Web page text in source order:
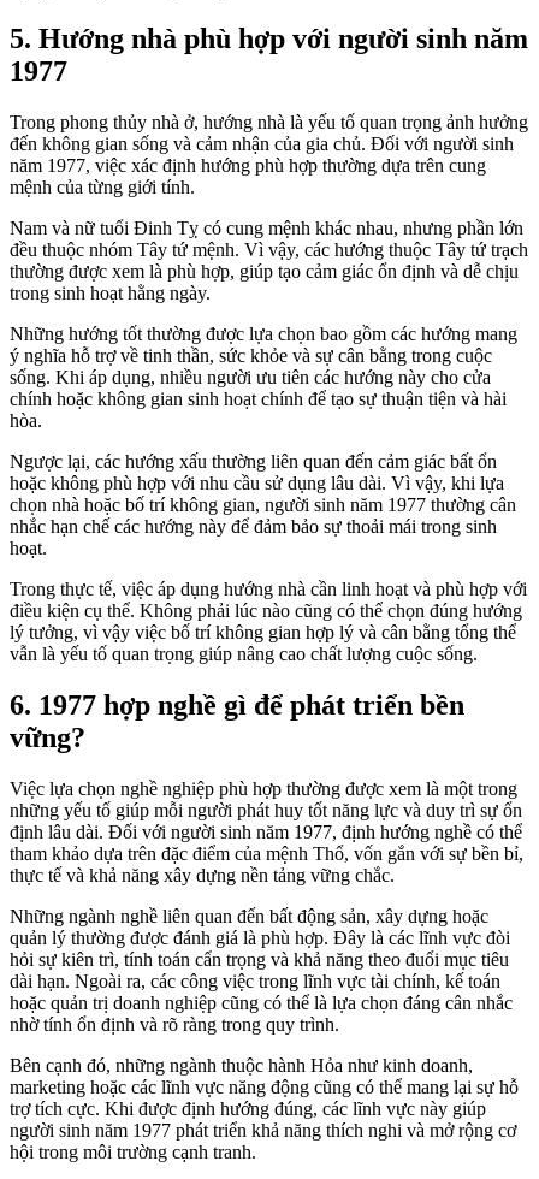
5. Hướng nhà phù hợp với người sinh năm
1977
Trong phong thủy nhà ở, hướng nhà là yếu tố quan trọng ảnh hưởng
đến không gian sống và cảm nhận của gia chủ. Đối với người sinh
năm 1977, việc xác định hướng phù hợp thường dựa trên cung
mệnh của từng giới tính.
Nam và nữ tuổi Đinh Tỵ có cung mệnh khác nhau, nhưng phần lớn
đều thuộc nhóm Tây tứ mệnh. Vì vậy, các hướng thuộc Tây tứ trạch
thường được xem là phù hợp, giúp tạo cảm giác ổn định và dễ chịu
trong sinh hoạt hằng ngày.
Những hướng tốt thường được lựa chọn bao gồm các hướng mang
ý nghĩa hỗ trợ về tinh thần, sức khỏe và sự cân bằng trong cuộc
sống. Khi áp dụng, nhiều người ưu tiên các hướng này cho cửa
chính hoặc không gian sinh hoạt chính để tạo sự thuận tiện và hài
hòa.
Ngược lại, các hướng xấu thường liên quan đến cảm giác bất ổn
hoặc không phù hợp với nhu cầu sử dụng lâu dài. Vì vậy, khi lựa
chọn nhà hoặc bố trí không gian, người sinh năm 1977 thường cân
nhắc hạn chế các hướng này để đảm bảo sự thoải mái trong sinh
hoạt.
Trong thực tế, việc áp dụng hướng nhà cần linh hoạt và phù hợp với
điều kiện cụ thể. Không phải lúc nào cũng có thể chọn đúng hướng
lý tưởng, vì vậy việc bố trí không gian hợp lý và cân bằng tổng thể
vẫn là yếu tố quan trọng giúp nâng cao chất lượng cuộc sống.
6. 1977 hợp nghề gì để phát triển bền
vững?
Việc lựa chọn nghề nghiệp phù hợp thường được xem là một trong
những yếu tố giúp mỗi người phát huy tốt năng lực và duy trì sự ổn
định lâu dài. Đối với người sinh năm 1977, định hướng nghề có thể
tham khảo dựa trên đặc điểm của mệnh Thổ, vốn gắn với sự bền bỉ,
thực tế và khả năng xây dựng nền tảng vững chắc.
Những ngành nghề liên quan đến bất động sản, xây dựng hoặc
quản lý thường được đánh giá là phù hợp. Đây là các lĩnh vực đòi
hỏi sự kiên trì, tính toán cẩn trọng và khả năng theo đuổi mục tiêu
dài hạn. Ngoài ra, các công việc trong lĩnh vực tài chính, kế toán
hoặc quản trị doanh nghiệp cũng có thể là lựa chọn đáng cân nhắc
nhờ tính ổn định và rõ ràng trong quy trình.
Bên cạnh đó, những ngành thuộc hành Hỏa như kinh doanh,
marketing hoặc các lĩnh vực năng động cũng có thể mang lại sự hỗ
trợ tích cực. Khi được định hướng đúng, các lĩnh vực này giúp
người sinh năm 1977 phát triển khả năng thích nghi và mở rộng cơ
hội trong môi trường cạnh tranh.